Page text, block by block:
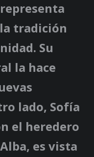
tradición
Su
la hace
lado, Sofía
el heredero
es vista